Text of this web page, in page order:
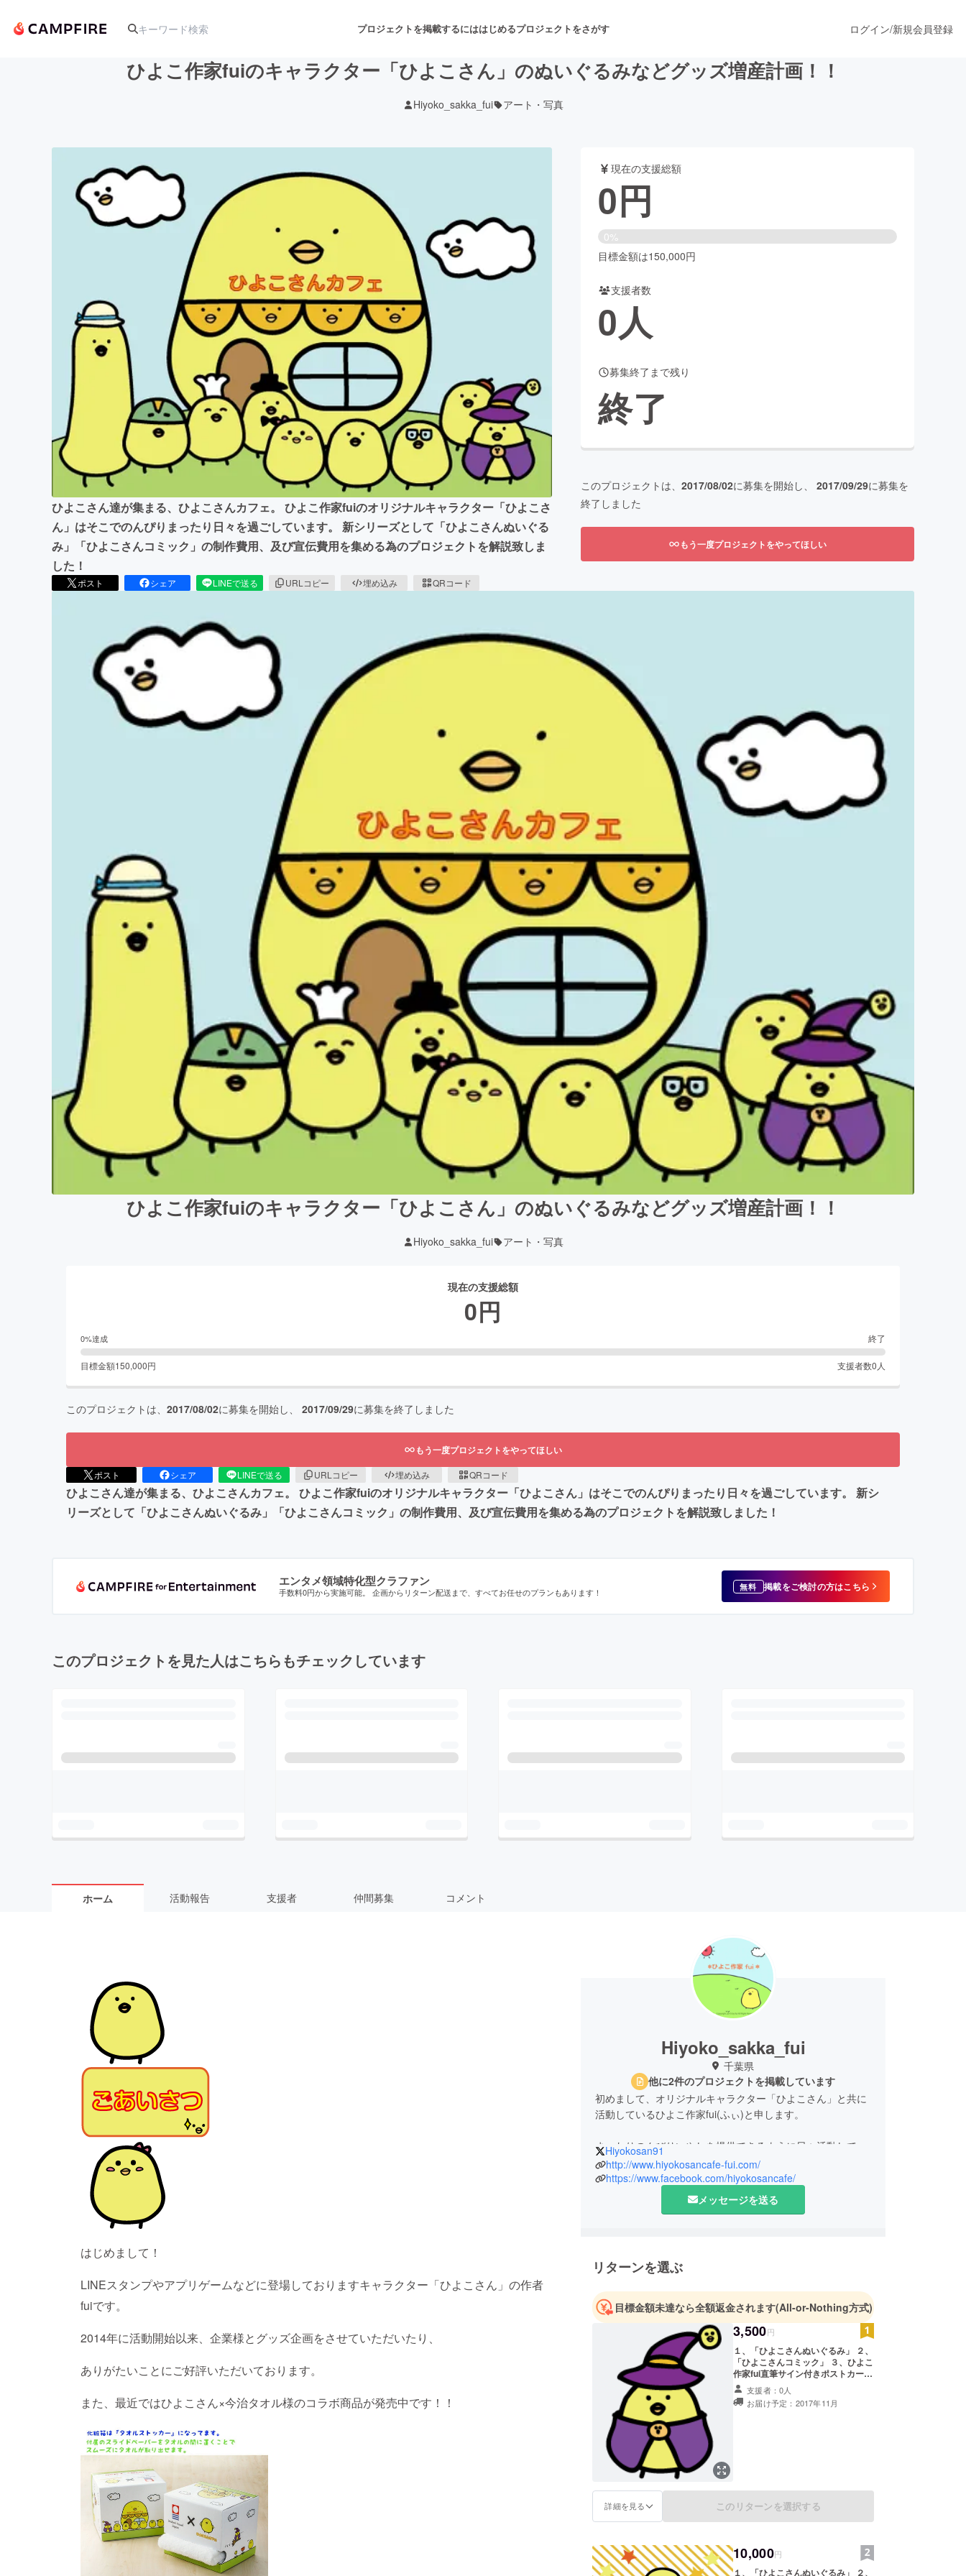
プロジェクトを掲載するにははじめるプロジェクトをさがす
アート・写真 音楽 舞台・パフォーマンス
テクノロジー・ガジェット ゲーム・サービス開発
映像・映画 アニメ・漫画
ビジネス・起業 チャレンジ ビューティー・ヘルスケア
まちづくり・地域活性化
CAMPFIRE for Social Good
CAMPFIRE Creation
CAMPFIREふるさと納税machi-yaコミュニティ
ログイン/新規会員登録
ひよこ作家fuiのキャラクター「ひよこさん」のぬいぐるみなどグッズ増産計画！！
Hiyoko_sakka_fui アート・写真
ひよこさん達が集まる、ひよこさんカフェ。 ひよこ作家fuiのオリジナルキャラクター「ひよこさ
ん」はそこでのんぴりまったり日々を過ごしています。 新シリーズとして「ひよこさんぬいぐる
み」「ひよこさんコミック」の制作費用、及び宣伝費用を集める為のプロジェクトを解説致しま
した！
ポスト シェア LINEで送る URLコピー 埋め込み QRコード
現在の支援総額
0円
0%
目標金額は150,000円
支援者数
0人
募集終了まで残り
終了
このプロジェクトは、 2017/08/02に募集を開始し、 2017/09/29に募集を
終了しました
もう一度プロジェクトをやってほしい
ひよこ作家fuiのキャラクター「ひよこさん」のぬいぐるみなどグッズ増産計画！！
Hiyoko_sakka_fui アート・写真
現在の支援総額
0円
0%達成 終了
目標金額150,000円 支援者数0 人
このプロジェクトは、 2017/08/02に募集を開始し、 2017/09/29に募集を終了しました
もう一度プロジェクトをやってほしい
ポスト シェア LINEで送る URLコピー 埋め込み QRコード
ひよこさん達が集まる、ひよこさんカフェ。 ひよこ作家fuiのオリジナルキャラクター「ひよこさん」はそこでのんぴりまったり日々を過ごしています。 新シ
リーズとして「ひよこさんぬいぐるみ」「ひよこさんコミック」の制作費用、及び宣伝費用を集める為のプロジェクトを解説致しました！
エンタメ領域特化型クラファン
手数料0円から実施可能。 企画からリターン配送まで、すべてお任せのプランもあります！ 無料 掲載をご検討の方はこちら
このプロジェクトを見た人はこちらもチェックしています
ホーム 活動報告 支援者 仲間募集 コメント
はじめまして！
LINEスタンプやアプリゲームなどに登場しておりますキャラクター「ひよこさん」の作者
fuiです。
2014年に活動開始以来、企業様とグッズ企画をさせていただいたり、
ありがたいことにご好評いただいております。
また、最近ではひよこさん×今治タオル様のコラボ商品が発売中です！！
Hiyoko_sakka_fui
千葉県
他に2件のプロジェクトを掲載しています
初めまして、オリジナルキャラクター「ひよこさん」と共に
活動しているひよこ作家fui(ふぃ)と申します。
まったりのんびりいやしを提供できるように日々活動してお
ります。
最近は企業様に「ひよこさん」のアプリゲームにしてもらい
https://appsto.re/jp/lba7hb.i
ひよこさんをもっと多くの人に知ってほしい、
ちょっぴり元気がない人でもひよこさんを通じてほっこりい
やしを感じてもらいたいと常日頃お役に立ちたいと思ってお
ご質問・ご要望がございましたら、何なりとお申し付けくだ
さい！！！
ご検討のほどよろしくお願い致します。
Hiyokosan91
http://www.hiyokosancafe-fui.com/
https://www.facebook.com/hiyokosancafe/
メッセージを送る
リターンを選ぶ
目標金額未達なら全額返金されます(All-or-Nothing方式)
3,500円
１、「ひよこさんぬいぐるみ」 ２、
「ひよこさんコミック」 ３、ひよこ
作家fui直筆サイン付きポストカード
セット！！
支援者：0人
お届け予定：2017年11月
詳細を見る このリターンを選択する
10,000円
１、「ひよこさんぬいぐるみ」 ２、